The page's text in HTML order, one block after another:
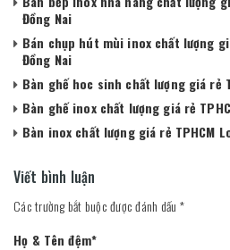
Đồng Nai
Bán chụp hút mùi inox chất lượng
Đồng Nai
Bàn ghế hoc sinh chất lượng giá rẻ
Bàn ghế inox chất lượng giá rẻ
Bàn inox chất lượng giá rẻ TPHCM
Viết bình luận
Các trường bắt buộc được đánh dấu *
Họ & Tên đệm*